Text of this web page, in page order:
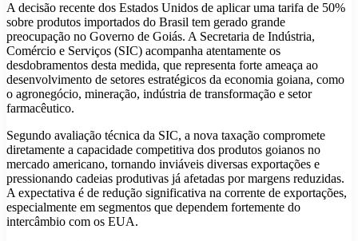
A decisão recente dos Estados Unidos de aplicar uma tarifa de 50%
sobre produtos importados do Brasil tem gerado grande
preocupação no Governo de Goiás. A Secretaria de Indústria,
Comércio e Serviços (SIC) acompanha atentamente os
desdobramentos desta medida, que representa forte ameaça ao
desenvolvimento de setores estratégicos da economia goiana, como
o agronegócio, mineração, indústria de transformação e setor
farmacêutico.
Segundo avaliação técnica da SIC, a nova taxação compromete
diretamente a capacidade competitiva dos produtos goianos no
mercado americano, tornando inviáveis diversas exportações e
pressionando cadeias produtivas já afetadas por margens reduzidas.
A expectativa é de redução significativa na corrente de exportações,
especialmente em segmentos que dependem fortemente do
intercâmbio com os EUA.